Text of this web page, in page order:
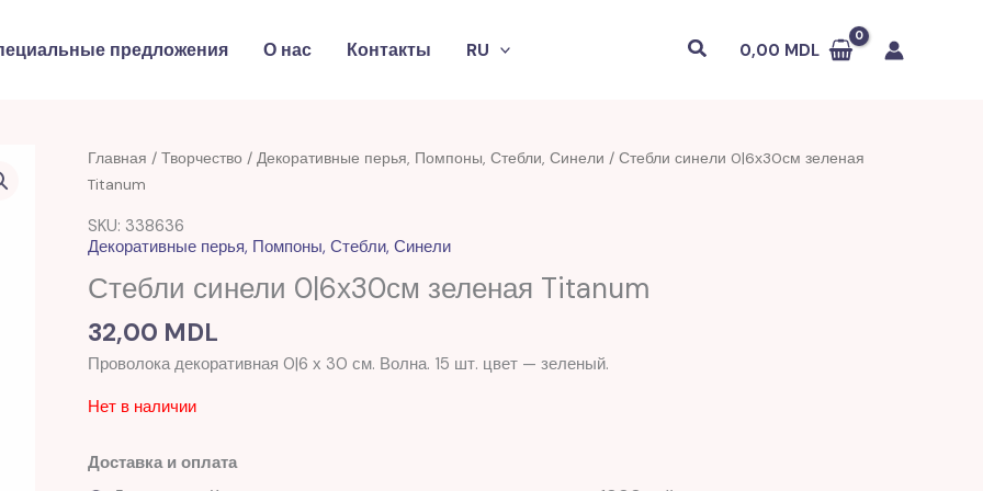
предложения О нас Контакты RU Поиск0,00 MDL
Главная / Творчество / Декоративные перья, Помпоны, Стебли, Синели / Стебли синели 0|6х30см зеленая
Titanum
SKU: 338636
Декоративные перья, Помпоны, Стебли, Синели
Стебли синели 0|6х30см зеленая Titanum
32,00 MDL
Проволока декоративная 0|6 х 30 см. Волна. 15 шт. цвет — зеленый.
Нет в наличии
Доставка и оплата